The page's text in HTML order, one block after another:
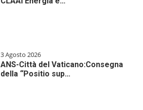
3 Agosto 2026
ANS-Città del Vaticano:Consegna
della “Positio sup…